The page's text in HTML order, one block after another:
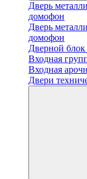
Дверь
домофон
Дверь
домофон
Дверной блок
Входная
Входная
Двери